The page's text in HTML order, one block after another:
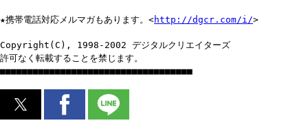
★携帯電話対応メルマガもあります。<http://dgcr.com/i/>
Copyright(C), 1998-2002 デジタルクリエイターズ
許可なく転載することを禁じます。
■■■■■■■■■■■■■■■■■■■■■■■■■■■■■■■■■■■